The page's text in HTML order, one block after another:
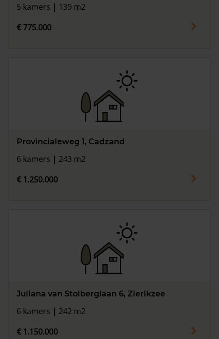
5 kamers | 139 m2
€ 775.000
Provincialeweg 1, Cadzand
6 kamers | 243 m2
€ 1.250.000
Juliana van Stolberglaan 6, Zierikzee
6 kamers | 242 m2
€ 1.150.000